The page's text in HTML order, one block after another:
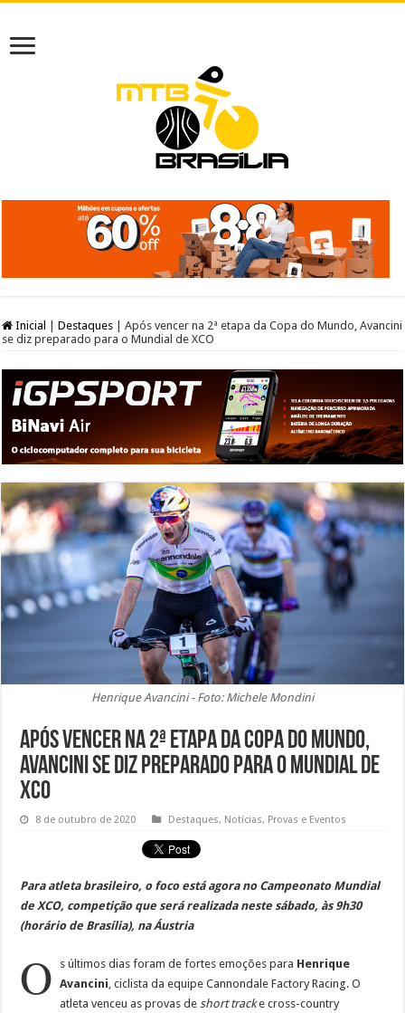
Inicial Destaques
Após vencer na 2ª etapa da Copa do Mundo, Avancini
se diz preparado para o Mundial de XCO
Henrique Avancini - Foto: Michele Mondini
Após vencer na 2ª etapa da Copa do Mundo,
Avancini se diz preparado para o Mundial de
XCO
8 de outubro de 2020 Destaques, Notícias, Provas e Eventos
Para atleta brasileiro, o foco está agora no Campeonato Mundial
de XCO, competição que será realizada neste sábado, às 9h30
(horário de Brasília), na Áustria
O s últimos dias foram de fortes emoções para Henrique
Avancini, ciclista da equipe Cannondale Factory Racing. O
atleta venceu as provas deshort tracke cross-country